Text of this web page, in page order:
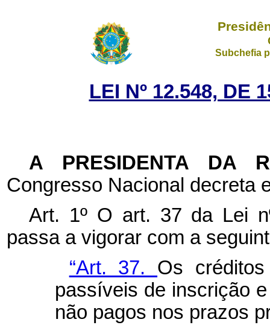
Subchefia
LEI Nº 12.548, DE
A PRESIDENTA DA
Congresso Nacional decreta
Art. 1º O art. 37 da Lei
passa a vigorar com a
“Art. 37. Os
passíveis de inscrição
não pagos nos prazos